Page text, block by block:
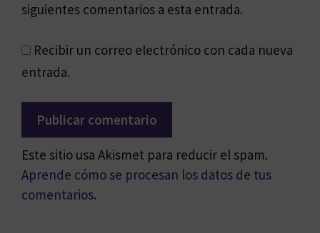
siguientes comentarios a esta entrada.
Recibir un correo electrónico con cada nueva
entrada.
Este sitio usa Akismet para reducir el spam.
Aprende cómo se procesan los datos de tus
comentarios.